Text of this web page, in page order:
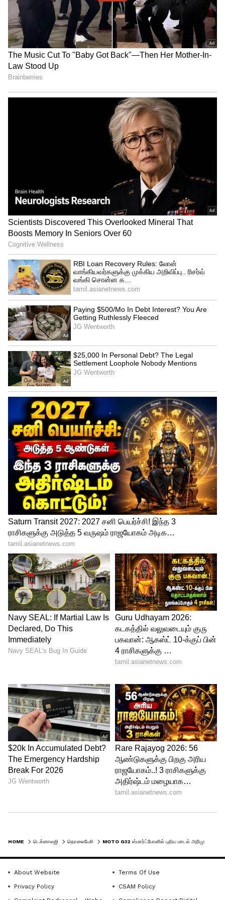
கூடுதல் மெமரி: மைக்ரோSD மூலம் 1TB
வரை மெமரியை அதிகப்படுத்தலாம்
இயங்குதளம்: My UX உடன் Android 12
சிம் வகை: ஹைப்ரிட் டூயல் சிம் (நானோ +
நானோ / மைக்ரோ எஸ்டி)
கேமரா: 50MP பிரைமரி கேமரா, 8MP 118°
அல்ட்ரா-வைட் ஆங்கிள் கேமரா, டெப்த்
செயல்பாடு, 2MP மேக்ரோ கேமரா, LED
ஃபிளாஷ், 16MP முன் கேமரா
ஆடியோ: 3.5மிமீ ஆடியோ ஜாக், ஸ்டீரியோ
ஸ்பீக்கர்கள், டால்பி அட்மோஸ், FM ரேடியோ
சென்சார்: பக்கவாட்டில் பொருத்தப்பட்ட
கைரேகை ஸ்கேனர்
பாதுகாப்பு: ஸ்பிளாஸ் எதிர்ப்பு (IP52)
பரிமாணங்கள்: 161.78 x 73.84 x 8.49 மிமீ;
எடை: 184 கிராம்
நெட்வொர்க்: டூயல் 4G VoLTE, Wi-Fi 802.11 ac
(2.4GHz + 5GHz), புளூடூத் 5, GPS, USB டைப் -C
சார்ஜர்: 30W டர்போ சார்ஜிங் உடன் 5000mAh
பேட்டரி
விலை: மோட்டோ g32 8GB + 128GB
பதிப்பானது சாடின் சில்வர், மினரல் கிரே
வண்ணங்களில் வருகிறது. இதன் விலை ரூ.
11,999 ஆகும். இது இன்று மார்ச் 22ம் தேதி
முதல் விற்பனைக்கு கிடைக்கிறது. இதற்கு
முந்தைய மாடல் அதாவது 4 ஜிபி + 64 ஜிபி
மாடல் இப்போது ரூ.10,499 விலையில்
HOME டெக்னாலஜி தொலைபேசி
About Website
Terms Of Use
Privacy Policy
CSAM Policy